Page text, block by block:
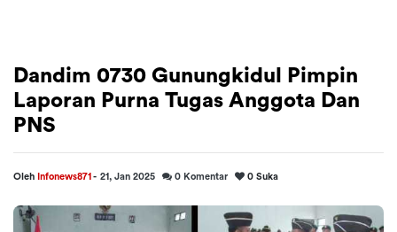
Dandim 0730 Gunungkidul Pimpin
Laporan Purna Tugas Anggota Dan
PNS
Oleh Infonews871 - 21, Jan 2025 0 Komentar 0 Suka